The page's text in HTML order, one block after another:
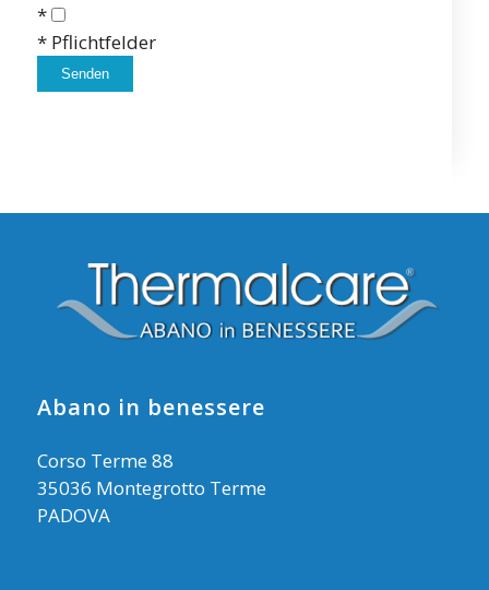
*
* Pflichtfelder
Abano in benessere
Corso Terme 88
35036 Montegrotto Terme
PADOVA